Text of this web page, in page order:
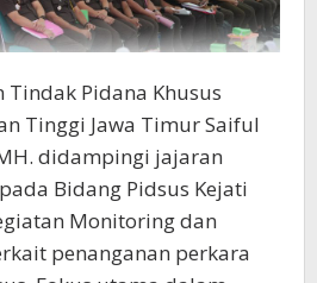
Tindak Pidana Khusus
Tinggi Jawa Timur Saiful
didampingi jajaran
Bidang Pidsus Kejati
Monitoring dan
penanganan perkara